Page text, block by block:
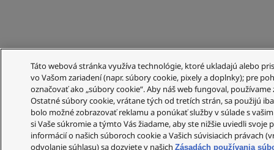
Táto webová stránka využíva technológie, ktoré ukladajú alebo
vo Vašom zariadení (napr. súbory cookie, pixely a doplnky); pre
označovať ako „súbory cookie“. Aby náš web fungoval,
Ostatné súbory cookie, vrátane tých od tretích strán, sa použijú
bolo možné zobrazovať reklamu a ponúkať služby v súlade s
si Vaše súkromie a týmto Vás žiadame, aby ste nižšie uviedli svoje
informácií o našich súboroch cookie a Vašich súvisiacich právach
odvolanie súhlasu) sa dozviete v našich Zásadách používania